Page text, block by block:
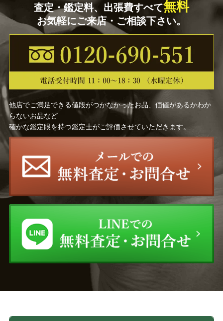
査定・鑑定料、出張費すべて無料
お気軽にご来店・ご相談下さい。
他店でご満足できる値段がつかなかったお品、価値があるかわか
らないお品など
確かな鑑定眼を持つ鑑定士がご評価させていただきます。